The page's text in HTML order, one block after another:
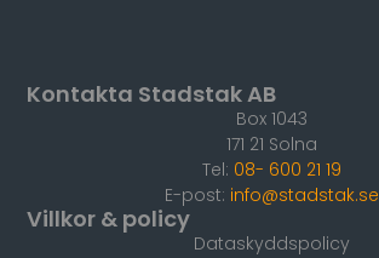
Kontakta Stadstak AB
Box 1043
171 21 Solna
Tel: 08- 600 21 19
E-post: info@stadstak.se
Villkor & policy
Dataskyddspolicy